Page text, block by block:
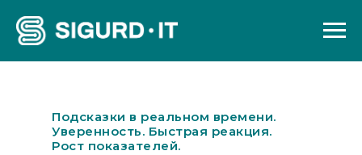
Подсказки в реальном времени.
Уверенность. Быстрая реакция.
Рост показателей.